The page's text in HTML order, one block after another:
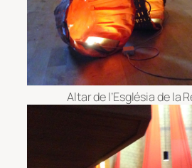
Altar de l’Església de la